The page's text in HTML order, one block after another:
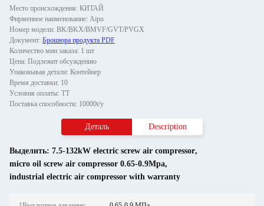
Место происхождения: КИТАЙ
Фирменное наименование: Aipu
Номер модели: BK/BKX/BMVF/GVT/PVGX
Документ: Брошюра продукта PDF
Количество мин заказа: 1 шт
Цена: Подлежит обсуждению
Упаковывая детали: Контейнер
Время доставки: 10
Условия оплаты: ТТ
Поставка способности: 10000t/y
Деталь Description
Выделить: 7.5-132kW electric screw air compressor,
micro oil screw air compressor 0.65-0.9Mpa,
industrial electric air compressor with warranty